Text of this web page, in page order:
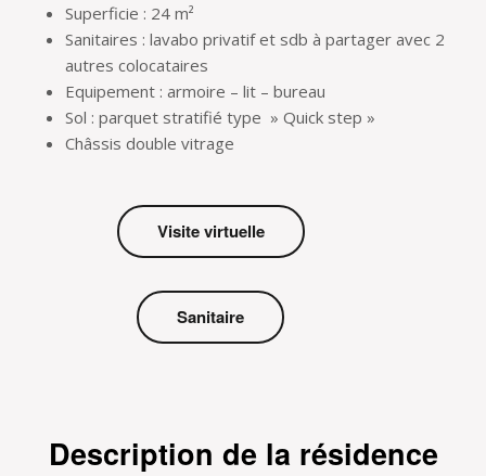
Superficie : 24 m²
Sanitaires : lavabo privatif et sdb à partager avec 2
autres colocataires
Equipement : armoire – lit – bureau
Sol : parquet stratifié type » Quick step »
Châssis double vitrage
Visite virtuelle
Sanitaire
Description de la résidence